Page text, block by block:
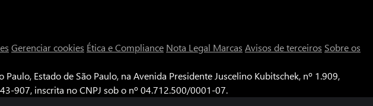
Gerenciar cookies Ética e Compliance Nota Legal Marcas Avisos de terceiros Sobre os
Estado de São Paulo, na Avenida Presidente Juscelino Kubitschek, nº 1.909,
907, inscrita no CNPJ sob o nº 04.712.500/0001-07.